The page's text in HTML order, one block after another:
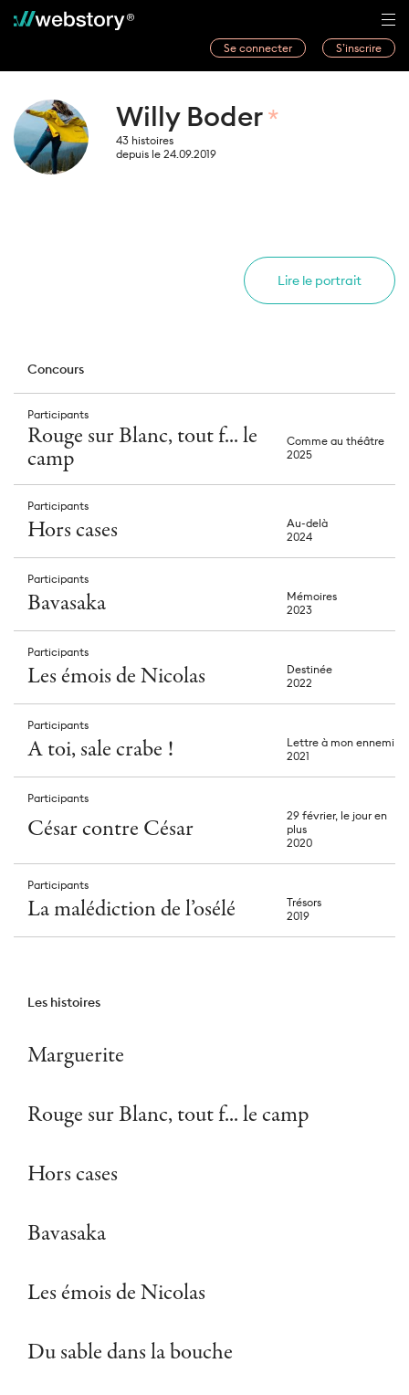
Se connecter S’inscrire
Webwriters
Concours
Willy Boder
43 histoires
depuis le 24.09.2019
Lire le portrait
Concours
Participants
Rouge sur Blanc, tout f... le
camp
Comme au théâtre
2025
Participants
Hors cases
Au-delà
2024
Participants
Bavasaka
Mémoires
2023
Participants
Les émois de Nicolas
Destinée
2022
Participants
A toi, sale crabe !
Lettre à mon ennemi
2021
Participants
César contre César
29 février, le jour en
plus
2020
Participants
La malédiction de l’osélé
Trésors
2019
Les histoires
Marguerite
Rouge sur Blanc, tout f... le camp
Hors cases
Bavasaka
Les émois de Nicolas
Du sable dans la bouche